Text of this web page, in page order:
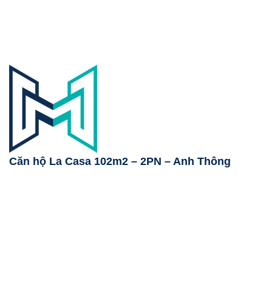
Căn hộ La Casa 102m2 – 2PN – Anh Thông